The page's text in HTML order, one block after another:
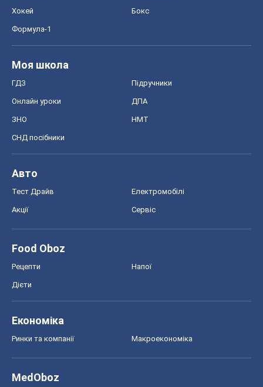
Хокей Бокс
Формула-1
Моя школа
ГДЗ Підручники
Онлайн уроки ДПА
ЗНО НМТ
СНД посібники
Авто
Тест Драйв Електромобілі
Акції Сервіс
Food Oboz
Рецепти Напої
Дієти
Економіка
Ринки та компанії Макроекономіка
MedOboz